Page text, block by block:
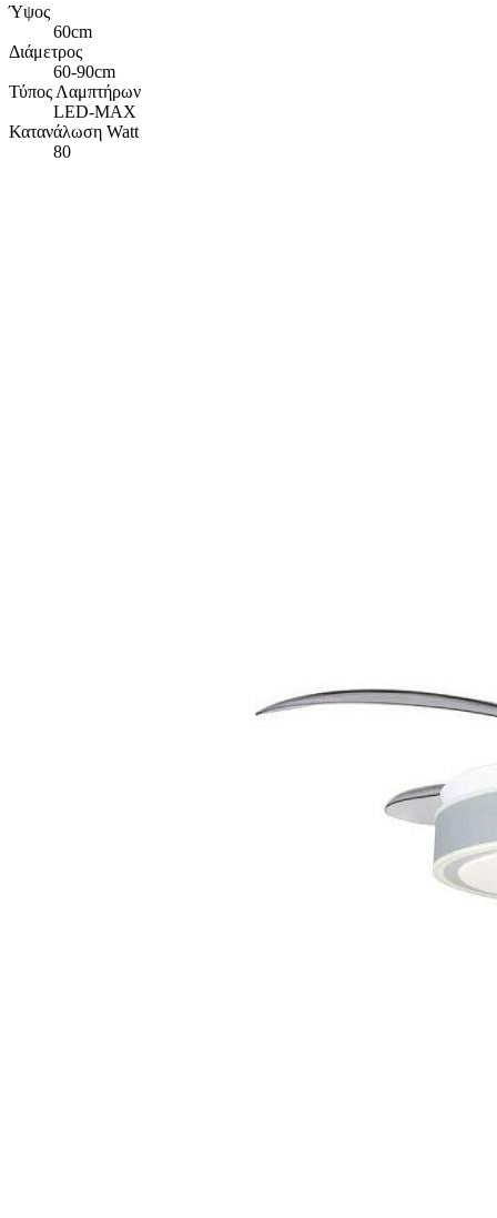
Ύψος
60cm
Διάμετρος
60-90cm
Τύπος Λαμπτήρων
LED-MAX
Κατανάλωση Watt
80